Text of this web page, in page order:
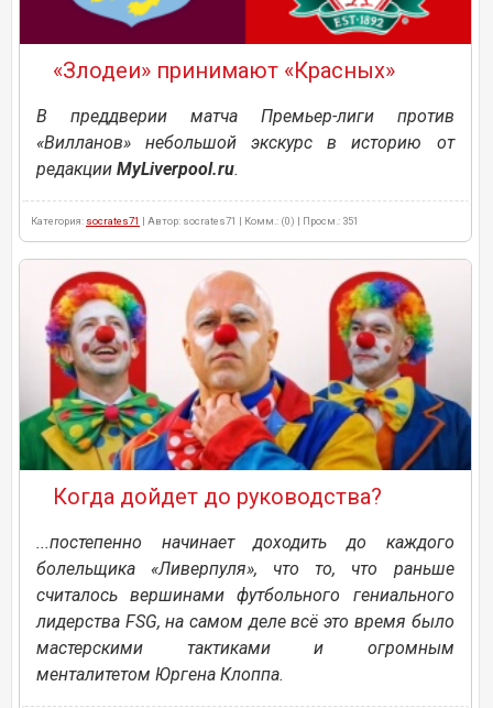
«Злодеи» принимают «Красных»
В преддверии матча Премьер-лиги против
«Вилланов» небольшой экскурс в историю от
редакции MyLiverpool.ru.
Категория: socrates71 | Автор: socrates71 | Комм.: (0) | Просм.: 351
Когда дойдет до руководства?
...постепенно начинает доходить до каждого
болельщика «Ливерпуля», что то, что раньше
считалось вершинами футбольного гениального
лидерства FSG, на самом деле всё это время было
мастерскими тактиками и огромным
менталитетом Юргена Клоппа.